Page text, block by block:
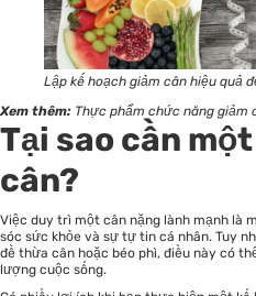
Lập kế hoạch giảm cân hiệu quả
Xem thêm: Thực phẩm chức năng giảm
Tại sao cần
cân?
Việc duy trì một cân nặng lành mạnh là
sóc sức khỏe và sự tự tin cá nhân. Tuy
đề thừa cân hoặc béo phì, điều này có
lượng cuộc sống.